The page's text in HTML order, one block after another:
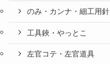
のみ・カンナ・細工用針
工具鋏・やっとこ
左官コテ・左官道具